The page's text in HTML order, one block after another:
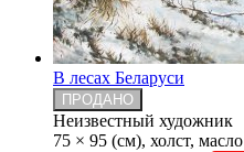
В лесах Беларуси
ПРОДАНО
Неизвестный художник
75 × 95 (см), холст, масло